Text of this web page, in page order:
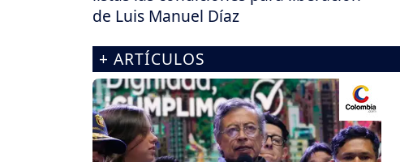
de Luis Manuel Díaz
+ ARTÍCULOS